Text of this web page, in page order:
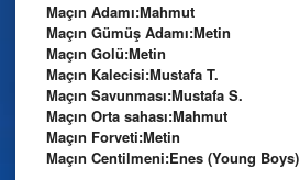
Maçın Adamı:Mahmut
Maçın Gümüş Adamı:Metin
Maçın Golü:Metin
Maçın Kalecisi:Mustafa T.
Maçın Savunması:Mustafa S.
Maçın Orta sahası:Mahmut
Maçın Forveti:Metin
Maçın Centilmeni:Enes (Young Boys)